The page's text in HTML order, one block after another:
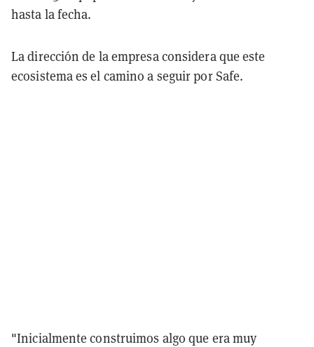
hasta la fecha.
La dirección de la empresa considera que este
ecosistema es el camino a seguir por Safe.
"Inicialmente construimos algo que era muy